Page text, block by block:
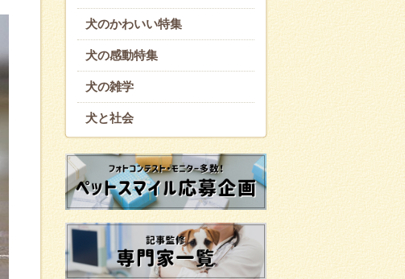
犬のかわいい特集
犬の感動特集
犬の雑学
犬と社会